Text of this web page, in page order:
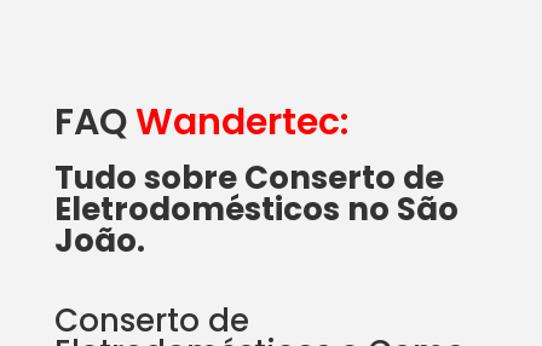
FAQWandertec:
Tudo sobre Conserto de
Eletrodomésticos no São
João.
Conserto de